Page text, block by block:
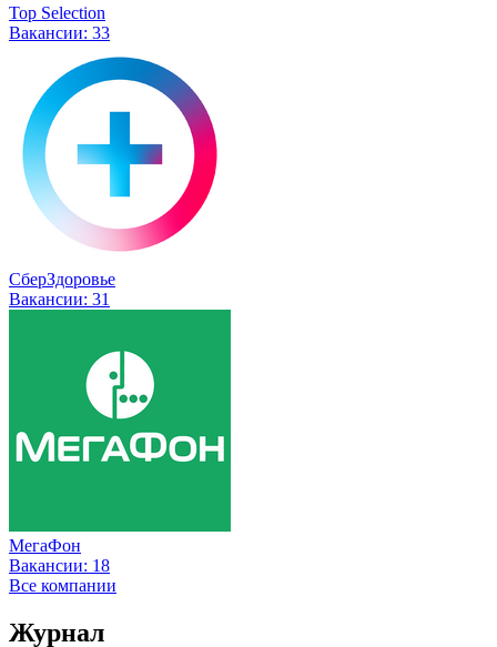
Top Selection
Вакансии: 33
СберЗдоровье
Вакансии: 31
МегаФон
Вакансии: 18
Все компании
Журнал